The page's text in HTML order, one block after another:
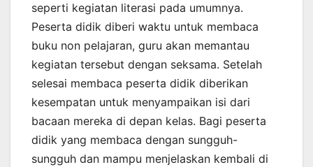
seperti kegiatan literasi pada umumnya.
Peserta didik diberi waktu untuk membaca
buku non pelajaran, guru akan memantau
kegiatan tersebut dengan seksama. Setelah
selesai membaca peserta didik diberikan
kesempatan untuk menyampaikan isi dari
bacaan mereka di depan kelas. Bagi peserta
didik yang membaca dengan sungguh-
sungguh dan mampu menjelaskan kembali di